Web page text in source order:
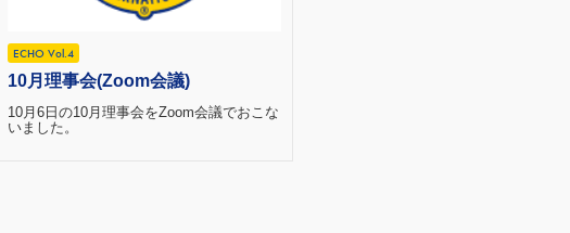
ECHO Vol.4
10月理事会(Zoom会議)
10月6日の10月理事会をZoom会議でおこな
いました。